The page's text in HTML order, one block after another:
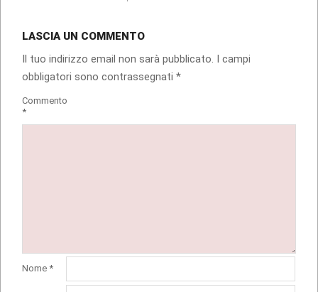
LASCIA UN COMMENTO
Il tuo indirizzo email non sarà pubblicato. I campi
obbligatori sono contrassegnati *
Commento
*
Nome *